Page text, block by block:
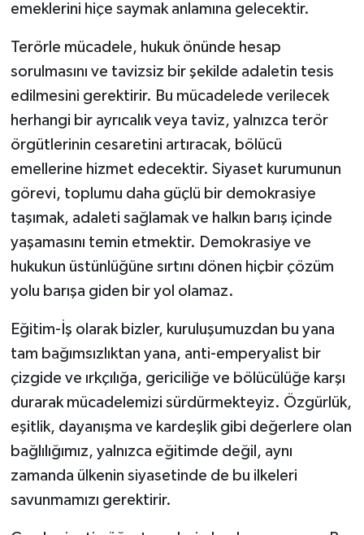
emeklerini hiçe saymak anlamına gelecektir.
Terörle mücadele, hukuk önünde hesap
sorulmasını ve tavizsiz bir şekilde adaletin tesis
edilmesini gerektirir. Bu mücadelede verilecek
herhangi bir ayrıcalık veya taviz, yalnızca terör
örgütlerinin cesaretini artıracak, bölücü
emellerine hizmet edecektir. Siyaset kurumunun
görevi, toplumu daha güçlü bir demokrasiye
taşımak, adaleti sağlamak ve halkın barış içinde
yaşamasını temin etmektir. Demokrasiye ve
hukukun üstünlüğüne sırtını dönen hiçbir çözüm
yolu barışa giden bir yol olamaz.
Eğitim-İş olarak bizler, kuruluşumuzdan bu yana
tam bağımsızlıktan yana, anti-emperyalist bir
çizgide ve ırkçılığa, gericiliğe ve bölücülüğe karşı
durarak mücadelemizi sürdürmekteyiz. Özgürlük,
eşitlik, dayanışma ve kardeşlik gibi değerlere olan
bağlılığımız, yalnızca eğitimde değil, aynı
zamanda ülkenin siyasetinde de bu ilkeleri
savunmamızı gerektirir.